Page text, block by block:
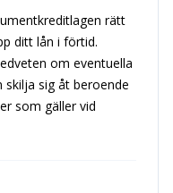
rätt
ditt lån i förtid.
om eventuella
sig åt beroende
som gäller vid